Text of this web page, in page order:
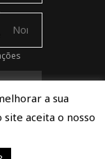
© 2021
a sua
site aceita o nosso